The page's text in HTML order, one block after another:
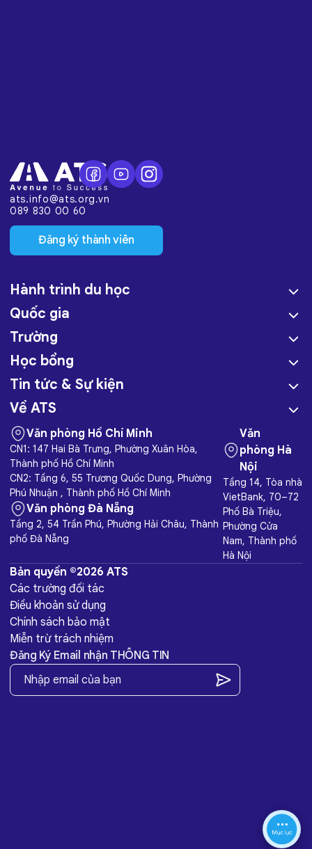
ats.info@ats.org.vn
089 830 00 60
Đăng ký thành viên
Hành trình du học
Quốc gia
Trường
Học bổng
Tin tức & Sự kiện
Về ATS
Văn phòng Hồ Chí Minh
CN1: 147 Hai Bà Trưng, Phường Xuân Hòa,
Thành phố Hồ Chí Minh
CN2: Tầng 6, 55 Trương Quốc Dung, Phường
Phú Nhuận , Thành phố Hồ Chí Minh
Văn phòng Đà Nẵng
Tầng 2, 54 Trần Phú, Phường Hải Châu, Thành
phố Đà Nẵng
Văn
phòng Hà
Nội
Tầng 14, Tòa nhà
VietBank, 70–72
Phố Bà Triệu,
Phường Cửa
Nam, Thành phố
Hà Nội
Bản quyền ©2026 ATS
Các trường đối tác
Điều khoản sử dụng
Chính sách bảo mật
Miễn trừ trách nhiệm
Đăng Ký Email nhận THÔNG TIN